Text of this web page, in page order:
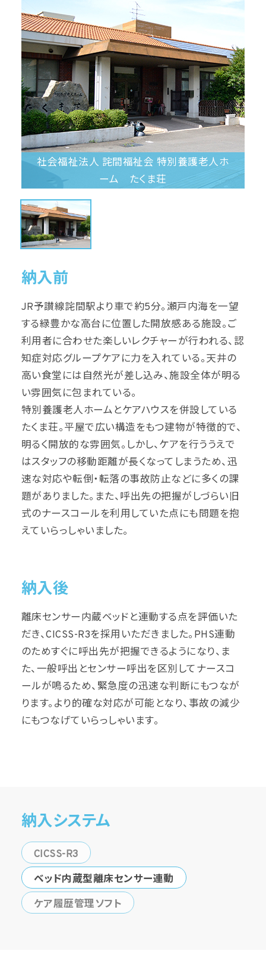
社会福祉法人 詫間福祉会 特別養護老人ホ
ーム たくま荘
納入前
JR予讃線詫間駅より車で約5分。瀬戸内海を一望
する緑豊かな高台に位置した開放感ある施設。ご
利用者に合わせた楽しいレクチャーが行われる、認
知症対応グループケアに力を入れている。天井の
高い食堂には自然光が差し込み、施設全体が明る
い雰囲気に包まれている。
特別養護老人ホームとケアハウスを併設している
たくま荘。平屋で広い構造をもつ建物が特徴的で、
明るく開放的な雰囲気。しかし、ケアを行ううえで
はスタッフの移動距離が長くなってしまうため、迅
速な対応や転倒・転落の事故防止などに多くの課
題がありました。また、呼出先の把握がしづらい旧
式のナースコールを利用していた点にも問題を抱
えていらっしゃいました。
納入後
離床センサー内蔵ベッドと連動する点を評価いた
だき、CICSS-R3を採用いただきました。PHS連動
のためすぐに呼出先が把握できるようになり、ま
た、一般呼出とセンサー呼出を区別してナースコ
ールが鳴るため、緊急度の迅速な判断にもつなが
ります。より的確な対応が可能となり、事故の減少
にもつなげていらっしゃいます。
納入システム
CICSS-R3
ベッド内蔵型離床センサー連動
ケア履歴管理ソフト